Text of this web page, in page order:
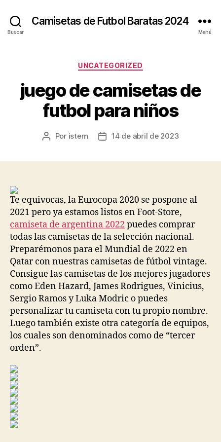
Buscar
Camisetas de Futbol Baratas 2024
Menú
Categorías
UNCATEGORIZED
juego de camisetas de
futbol para niños
Autor
Por istern
Fecha14 de abril de 2023
Te equivocas, la Eurocopa 2020 se pospone al
2021 pero ya estamos listos en Foot-Store,
camiseta de argentina 2022 puedes comprar
todas las camisetas de la selección nacional.
Preparémonos para el Mundial de 2022 en
Qatar con nuestras camisetas de fútbol vintage.
Consigue las camisetas de los mejores jugadores
como Eden Hazard, James Rodrigues, Vinicius,
Sergio Ramos y Luka Modric o puedes
personalizar tu camiseta con tu propio nombre.
Luego también existe otra categoría de equipos,
los cuales son denominados como de “tercer
orden”.